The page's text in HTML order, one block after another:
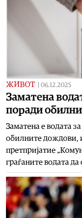
ЖИВОТ 06.12.2025
Заматена
поради
Заматена е водата
обилните дождови,
претпријатие
граѓаните водата